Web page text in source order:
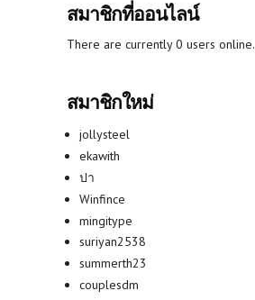
สมาชิกที่ออนไลน์
There are currently 0 users online.
สมาชิกใหม่
jollysteel
ekawith
ปา
Winfince
mingitype
suriyan2538
summerth23
couplesdm